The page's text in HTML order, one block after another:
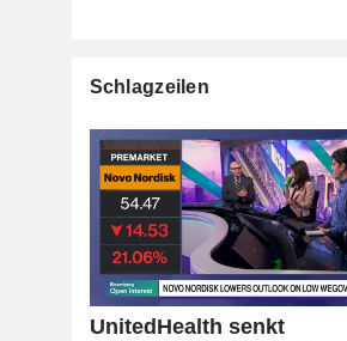
Schlagzeilen
UnitedHealth senkt